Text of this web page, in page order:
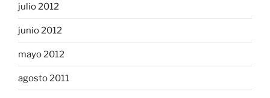
julio 2012
junio 2012
mayo 2012
agosto 2011